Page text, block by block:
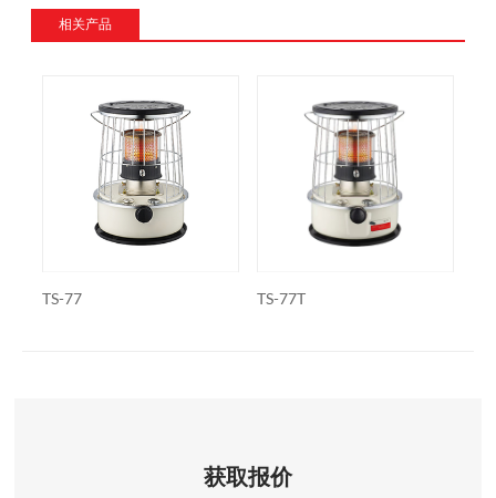
相关产品
TS-77 TS-77T
获取报价